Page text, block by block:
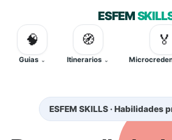
ESFEM
🧠
Guias
🧭
Itinerarios
🏅
ESFEM SKILLS · Habilidades